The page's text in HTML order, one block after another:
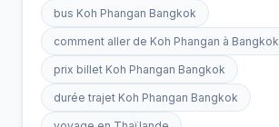
bus Koh Phangan Bangkok
comment aller de Koh Phangan à Bangkok
prix billet Koh Phangan Bangkok
durée trajet Koh Phangan Bangkok